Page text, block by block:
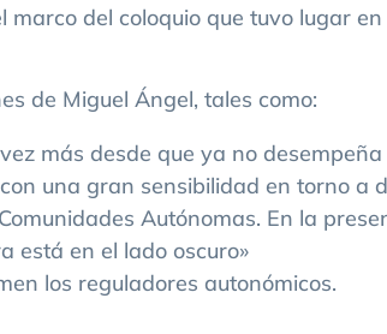
del coloquio que tuvo lugar
de Miguel Ángel, tales como:
más desde que ya no
una gran sensibilidad en torno a
Autónomas. En la
está en el lado oscuro»
los reguladores autonómicos.